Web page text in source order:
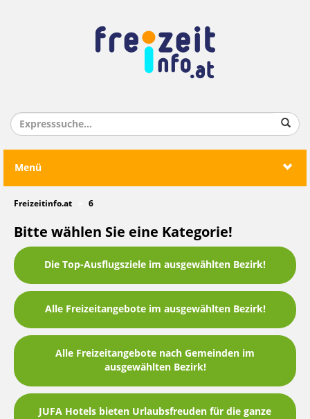
Menü
Freizeitinfo.at 6
Bitte wählen Sie eine Kategorie!
Die Top-Ausflugsziele im ausgewählten Bezirk!
Alle Freizeitangebote im ausgewählten Bezirk!
Alle Freizeitangebote nach Gemeinden im
ausgewählten Bezirk!
JUFA Hotels bieten Urlaubsfreuden für die ganze